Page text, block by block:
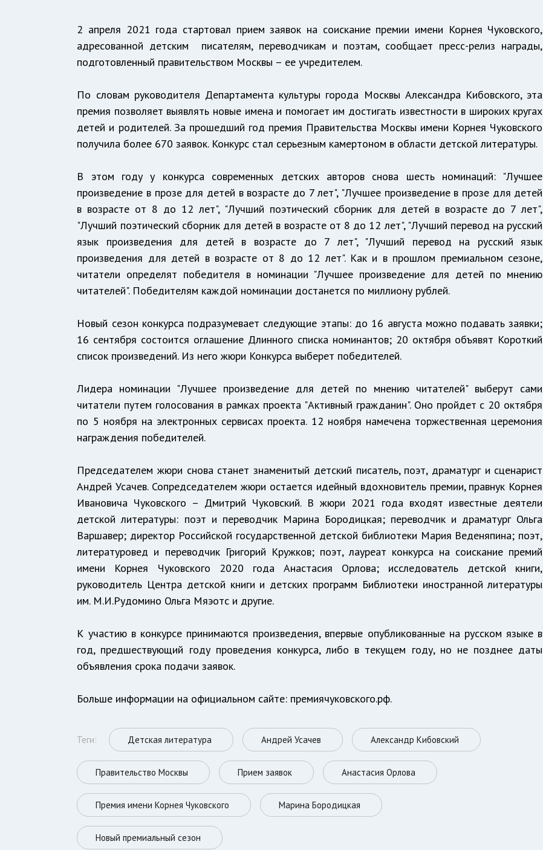
2 апреля 2021 года стартовал прием заявок на соискание премии имени Корнея Чуковского,
адресованной детским писателям, переводчикам и поэтам, сообщает пресс-релиз награды,
подготовленный правительством Москвы – ее учредителем.
По словам руководителя Департамента культуры города Москвы Александра Кибовского, эта
премия позволяет выявлять новые имена и помогает им достигать известности в широких кругах
детей и родителей. За прошедший год премия Правительства Москвы имени Корнея Чуковского
получила более 670 заявок. Конкурс стал серьезным камертоном в области детской литературы.
В этом году у конкурса современных детских авторов снова шесть номинаций: "Лучшее
произведение в прозе для детей в возрасте до 7 лет", "Лучшее произведение в прозе для детей
в возрасте от 8 до 12 лет", "Лучший поэтический сборник для детей в возрасте до 7 лет",
"Лучший поэтический сборник для детей в возрасте от 8 до 12 лет", "Лучший перевод на русский
язык произведения для детей в возрасте до 7 лет", "Лучший перевод на русский язык
произведения для детей в возрасте от 8 до 12 лет". Как и в прошлом премиальном сезоне,
читатели определят победителя в номинации "Лучшее произведение для детей по мнению
читателей". Победителям каждой номинации достанется по миллиону рублей.
Новый сезон конкурса подразумевает следующие этапы: до 16 августа можно подавать заявки;
16 сентября состоится оглашение Длинного списка номинантов; 20 октября объявят Короткий
список произведений. Из него жюри Конкурса выберет победителей.
Лидера номинации "Лучшее произведение для детей по мнению читателей" выберут сами
читатели путем голосования в рамках проекта "Активный гражданин". Оно пройдет с 20 октября
по 5 ноября на электронных сервисах проекта. 12 ноября намечена торжественная церемония
награждения победителей.
Председателем жюри снова станет знаменитый детский писатель, поэт, драматург и сценарист
Андрей Усачев. Сопредседателем жюри остается идейный вдохновитель премии, правнук Корнея
Ивановича Чуковского – Дмитрий Чуковский. В жюри 2021 года входят известные деятели
детской литературы: поэт и переводчик Марина Бородицкая; переводчик и драматург Ольга
Варшавер; директор Российской государственной детской библиотеки Мария Веденяпина; поэт,
литературовед и переводчик Григорий Кружков; поэт, лауреат конкурса на соискание премий
имени Корнея Чуковского 2020 года Анастасия Орлова; исследователь детской книги,
руководитель Центра детской книги и детских программ Библиотеки иностранной литературы
им. М.И.Рудомино Ольга Мяэотс и другие.
К участию в конкурсе принимаются произведения, впервые опубликованные на русском языке в
год, предшествующий году проведения конкурса, либо в текущем году, но не позднее даты
объявления срока подачи заявок.
Больше информации на официальном сайте: премиячуковского.рф.
Теги: Детская литература Андрей Усачев Александр Кибовский
Правительство Москвы Прием заявок Анастасия Орлова
Премия имени Корнея Чуковского Марина Бородицкая
Новый премиальный сезон